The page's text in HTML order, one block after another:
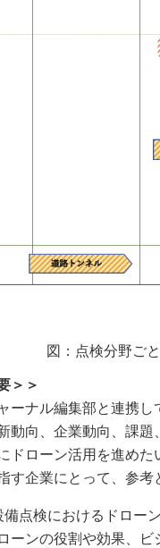
図：点検分野ご
＞＞
ーナル編集部と連携
動向、企業動向、課
ドローン活用を進め
す企業にとって、参考
点検におけるドロー
ーンの役割や効果、ビ